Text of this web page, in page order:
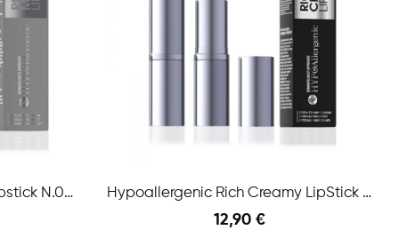
Hypoallergenic Rich Mat Lipstick N.02 Famous... Hypoallergenic Rich Creamy LipStick N.05 4,5 Gr
12,90 €